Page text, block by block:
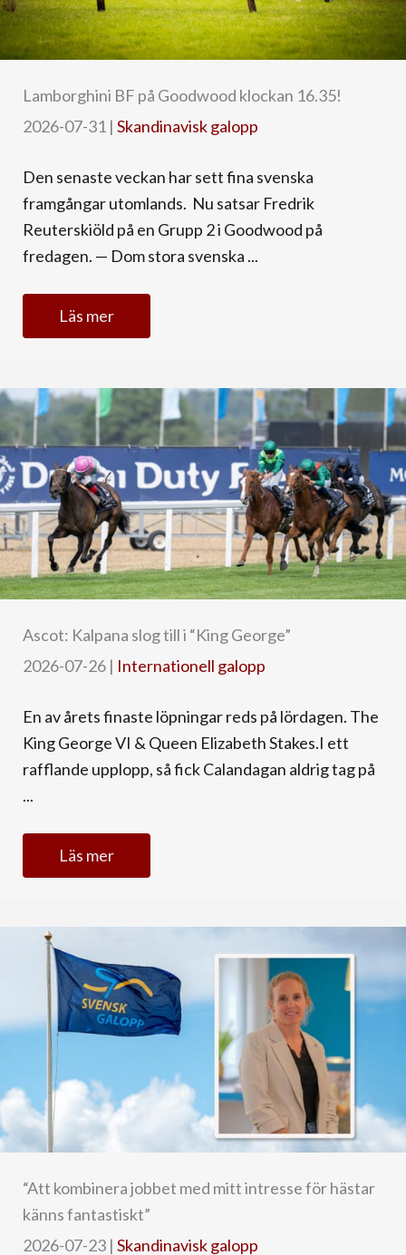
Lamborghini BF på Goodwood klockan 16.35!
2026-07-31 | Skandinavisk galopp
Den senaste veckan har sett fina svenska
framgångar utomlands. Nu satsar Fredrik
Reuterskiöld på en Grupp 2 i Goodwood på
fredagen. — Dom stora svenska ...
Läs mer
Ascot: Kalpana slog till i “King George”
2026-07-26 | Internationell galopp
En av årets finaste löpningar reds på lördagen. The
King George VI & Queen Elizabeth Stakes.I ett
rafflande upplopp, så fick Calandagan aldrig tag på
...
Läs mer
“Att kombinera jobbet med mitt intresse för hästar
känns fantastiskt”
2026-07-23 | Skandinavisk galopp